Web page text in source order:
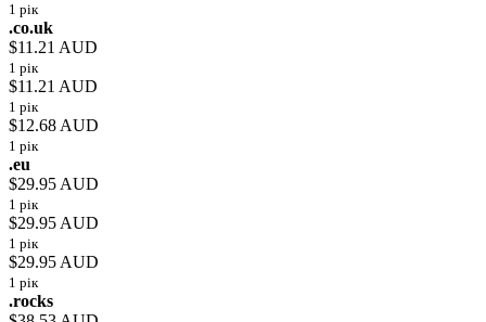
1 рік
.co.uk
$11.21 AUD
1 рік
$11.21 AUD
1 рік
$12.68 AUD
1 рік
.eu
$29.95 AUD
1 рік
$29.95 AUD
1 рік
$29.95 AUD
1 рік
.rocks